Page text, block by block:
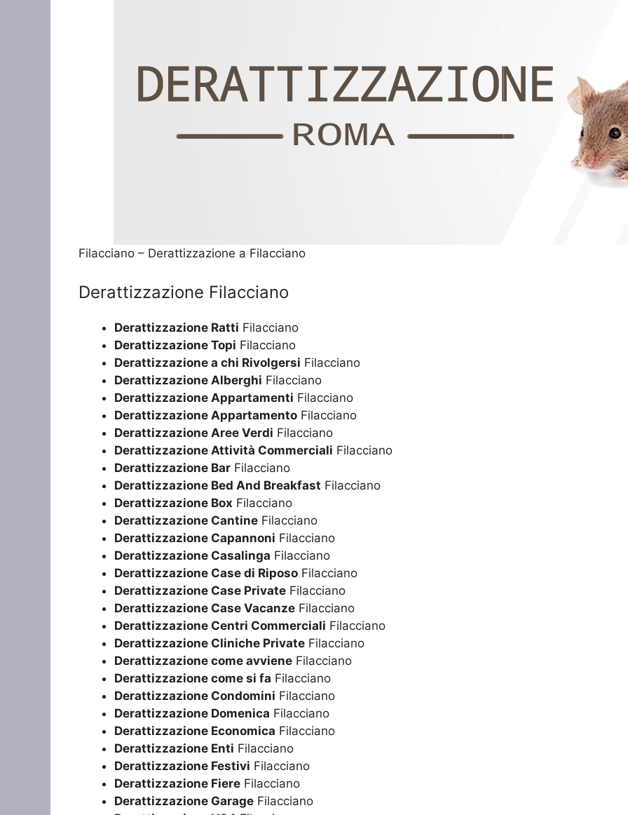
Filacciano – Derattizzazione a Filacciano
Derattizzazione Filacciano
Derattizzazione Ratti Filacciano
Derattizzazione Topi Filacciano
Derattizzazione a chi Rivolgersi Filacciano
Derattizzazione Alberghi Filacciano
Derattizzazione Appartamenti Filacciano
Derattizzazione Appartamento Filacciano
Derattizzazione Aree Verdi Filacciano
Derattizzazione Attività Commerciali Filacciano
Derattizzazione Bar Filacciano
Derattizzazione Bed And Breakfast Filacciano
Derattizzazione Box Filacciano
Derattizzazione Cantine Filacciano
Derattizzazione Capannoni Filacciano
Derattizzazione Casalinga Filacciano
Derattizzazione Case di Riposo Filacciano
Derattizzazione Case Private Filacciano
Derattizzazione Case Vacanze Filacciano
Derattizzazione Centri Commerciali Filacciano
Derattizzazione Cliniche Private Filacciano
Derattizzazione come avviene Filacciano
Derattizzazione come si fa Filacciano
Derattizzazione Condomini Filacciano
Derattizzazione Domenica Filacciano
Derattizzazione Economica Filacciano
Derattizzazione Enti Filacciano
Derattizzazione Festivi Filacciano
Derattizzazione Fiere Filacciano
Derattizzazione Garage Filacciano